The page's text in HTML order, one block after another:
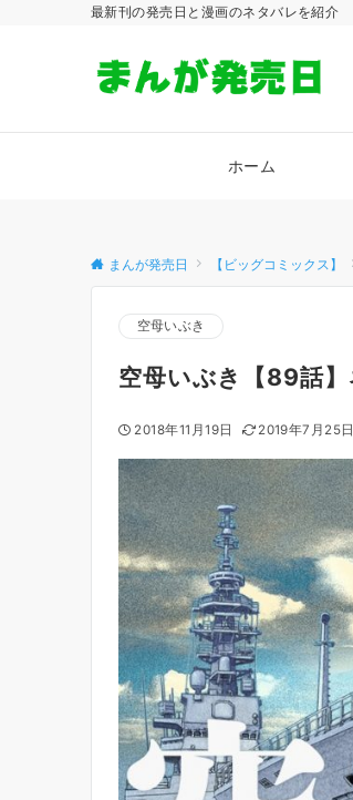
最新刊の発売日と漫画のネタバレを紹介
ホーム
まんが発売日 【ビッグコミックス】
空母いぶき
空母いぶき【89話
2018年11月19日 2019年7月25日